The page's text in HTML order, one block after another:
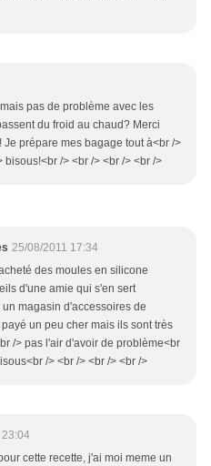
pas de problème avec les
du froid au chaud? Merci
prépare mes bagage tout à<br />
bisous!<br /> <br /> <br /> <br />
25/08/2011 17:34
des moules en silicone
d'une amie qui s'en sert
magasin d'accessoires de
un peu cher mais ils sont très
/> pas l'air d'avoir de problème<br
/> <br /> <br /> <br />
23:04
cette recette, j'ai moi meme un